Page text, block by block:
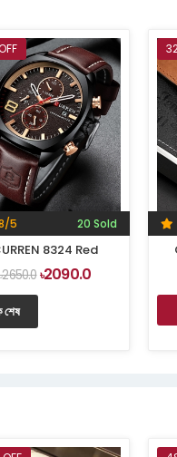
5 20 Sold
8324 Red
৳2090.0
শেষ